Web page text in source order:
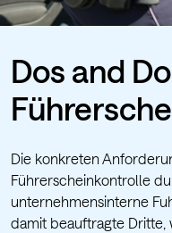
Dos and
Die konkreten
Führerscheinkontrolle
unternehmensinterne
damit beauftragte Dritte,